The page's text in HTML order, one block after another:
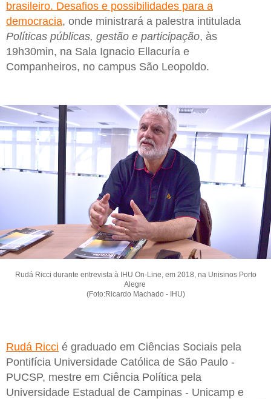
brasileiro. Desafios e possibilidades para a
democracia, onde ministrará a palestra intitulada
Políticas públicas, gestão e participação, às
19h30min, na Sala Ignacio Ellacuría e
Companheiros, no campus São Leopoldo.
Rudá Ricci durante entrevista à IHU On-Line, em 2018, na Unisinos Porto
Alegre
(Foto:Ricardo Machado - IHU)
Rudá Ricci é graduado em Ciências Sociais pela
Pontifícia Universidade Católica de São Paulo -
PUCSP, mestre em Ciência Política pela
Universidade Estadual de Campinas - Unicamp e